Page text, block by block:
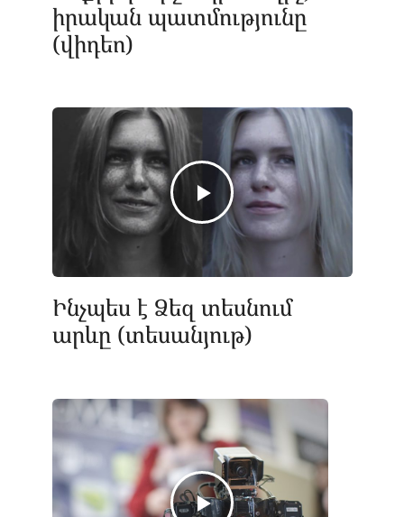
իրական պատմությունը
(վիդեո)
Ինչպես է Ձեզ տեսնում
արևը (տեսանյութ)